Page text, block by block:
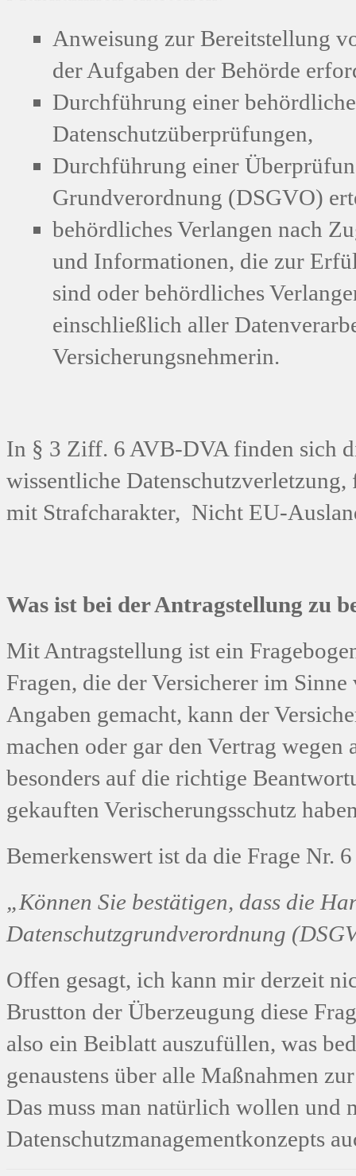
Anweisung zur Bereitstellung
der Aufgaben der Behörde
Durchführung einer
Datenschutzüberprüfungen,
Durchführung einer
Grundverordnung (DSGVO)
behördliches Verlangen nach
und Informationen, die zur
sind oder behördliches
einschließlich aller
Versicherungsnehmerin.
In § 3 Ziff. 6 AVB-DVA finden sich
wissentliche
mit Strafcharakter, Nicht EU-
Was ist bei der Antragstellung zu
Mit Antragstellung ist ein
Fragen, die der Versicherer im
Angaben gemacht, kann der
machen oder gar den Vertrag
besonders auf die richtige
gekauften Verischerungsschutz
Bemerkenswert ist da die Frage Nr.
„Können Sie bestätigen, dass die
Datenschutzgrundverordnung
Offen gesagt, ich kann mir derzeit
Brustton der Überzeugung diese
also ein Beiblatt auszufüllen, was
genaustens über alle Maßnahmen
Das muss man natürlich wollen und
Datenschutzmanagementkonzepts